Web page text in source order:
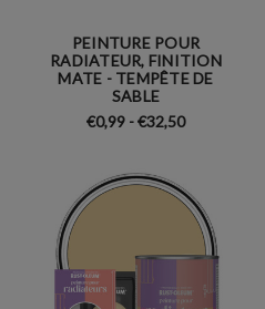
PEINTURE POUR
RADIATEUR, FINITION
MATE - TEMPÊTE DE
SABLE
€0,99 - €32,50